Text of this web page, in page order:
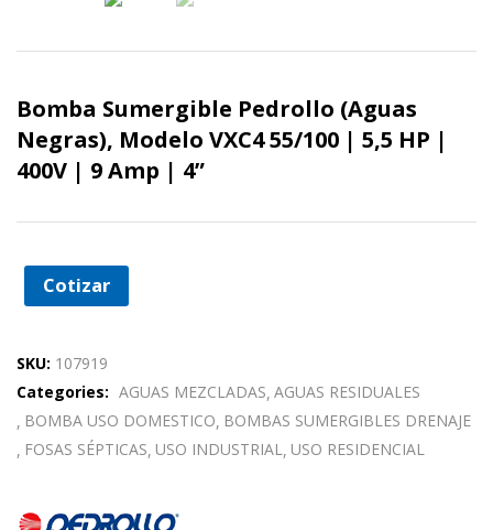
Bomba Sumergible Pedrollo (Aguas
Negras), Modelo VXC4 55/100 | 5,5 HP |
400V | 9 Amp | 4”
Cotizar
SKU: 107919
Categories: AGUAS MEZCLADAS AGUAS RESIDUALES
BOMBA USO DOMESTICO BOMBAS SUMERGIBLES DRENAJE
FOSAS SÉPTICAS USO INDUSTRIAL USO RESIDENCIAL